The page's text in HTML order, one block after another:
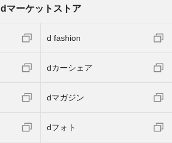
dマーケットストア
d fashion
dカーシェア
dマガジン
dフォト